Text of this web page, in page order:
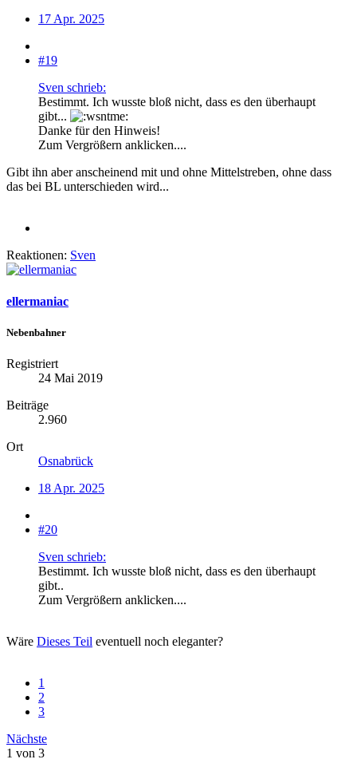
17 Apr. 2025
#19
Sven schrieb:
Bestimmt. Ich wusste bloß nicht, dass es den überhaupt
gibt...
Danke für den Hinweis!
Zum Vergrößern anklicken....
Gibt ihn aber anscheinend mit und ohne Mittelstreben, ohne dass
das bei BL unterschieden wird...
Reaktionen: Sven
ellermaniac
Nebenbahner
Registriert
24 Mai 2019
Beiträge
2.960
Ort
Osnabrück
18 Apr. 2025
#20
Sven schrieb:
Bestimmt. Ich wusste bloß nicht, dass es den überhaupt
gibt..
Zum Vergrößern anklicken....
Wäre Dieses Teil eventuell noch eleganter?
1
2
3
Nächste
1 von 3